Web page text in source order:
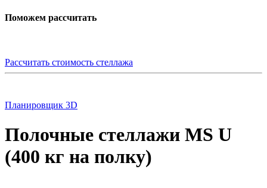
Поможем рассчитать
Рассчитать стоимость стеллажа
Планировщик 3D
Полочные стеллажи MS U
(400 кг на полку)